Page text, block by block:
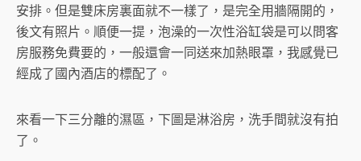
安排。但是雙床房裏面就不一樣了，是完全用牆隔開的，
後文有照片。順便一提，泡澡的一次性浴缸袋是可以問客
房服務免費要的，一般還會一同送來加熱眼罩，我感覺已
經成了國內酒店的標配了。
來看一下三分離的濕區，下圖是淋浴房，洗手間就沒有拍
了。